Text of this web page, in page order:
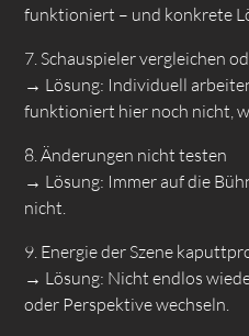
funktioniert – und konkrete
7. Schauspieler vergleichen
→ Lösung: Individuell
funktioniert hier noch nicht,
8. Änderungen nicht testen
→ Lösung: Immer auf die
nicht.
9. Energie der Szene
→ Lösung: Nicht endlos
oder Perspektive wechseln.